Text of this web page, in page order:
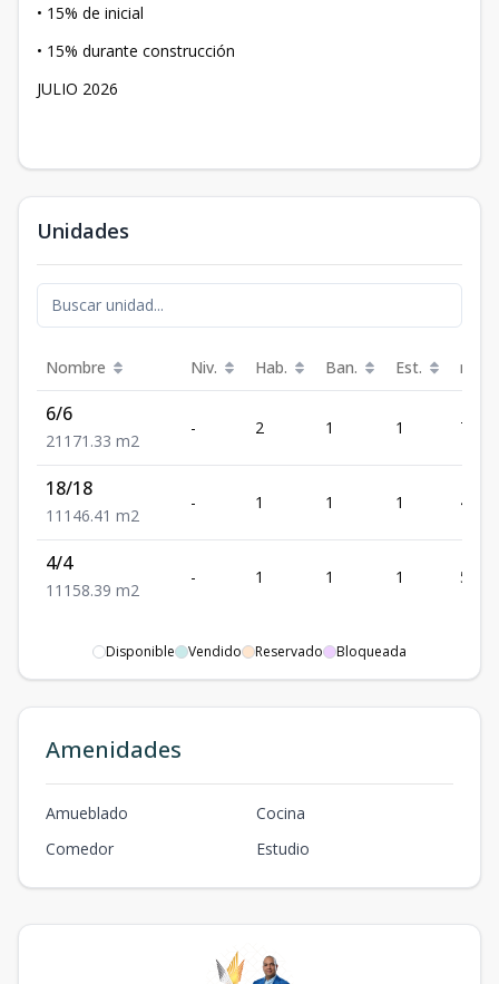
• 15% de inicial
• 15% durante construcción
JULIO 2026
Unidades
Nombre Niv. Hab. Ban. Est. m²
6/6
21 1 71.33 m2
- 2 1 1 71.33
18/18
1 1 1 46.41 m2
- 1 1 1 46.41
4/4
1 1 1 58.39 m2
- 1 1 1 58.39
Disponible Vendido Reservado Bloqueada
Amenidades
Amueblado
Cocina
Comedor
Estudio